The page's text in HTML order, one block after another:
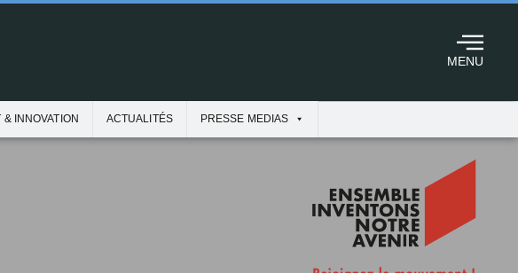
MENU
INNOVATION ACTUALITÉS PRESSE MEDIAS